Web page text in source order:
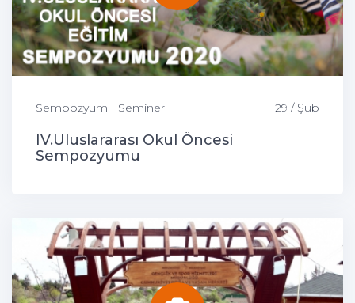
Sempozyum | Seminer 29 / Şub
IV.Uluslararası Okul Öncesi
Sempozyumu